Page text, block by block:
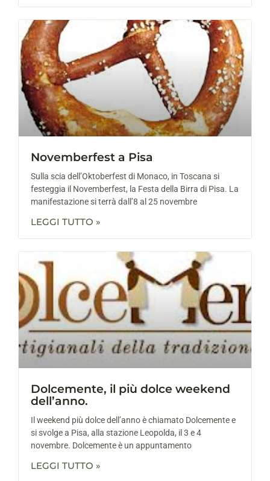
Novemberfest a Pisa
Sulla scia dell’Oktoberfest di Monaco, in Toscana si
festeggia il Novemberfest, la Festa della Birra di Pisa. La
manifestazione si terrà dall’8 al 25 novembre
LEGGI TUTTO »
Dolcemente, il più dolce weekend
dell’anno.
Il weekend più dolce dell’anno è chiamato Dolcemente e
si svolge a Pisa, alla stazione Leopolda, il 3 e 4
novembre. Dolcemente è un appuntamento
LEGGI TUTTO »